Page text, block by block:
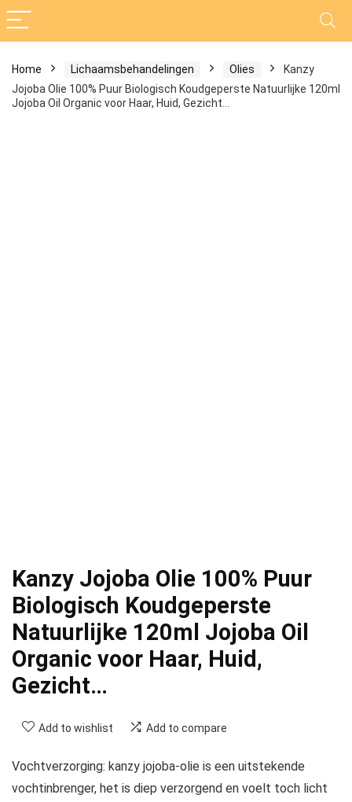
Home Lichaamsbehandelingen Olies
Kanzy
Jojoba Olie 100% Puur Biologisch Koudgeperste Natuurlijke 120ml
Jojoba Oil Organic voor Haar, Huid, Gezicht…
Kanzy Jojoba Olie 100% Puur
Biologisch Koudgeperste
Natuurlijke 120ml Jojoba Oil
Organic voor Haar, Huid,
Gezicht…
Add to wishlist Add to compare
Vochtverzorging: kanzy jojoba-olie is een uitstekende
vochtinbrenger, het is diep verzorgend en voelt toch licht